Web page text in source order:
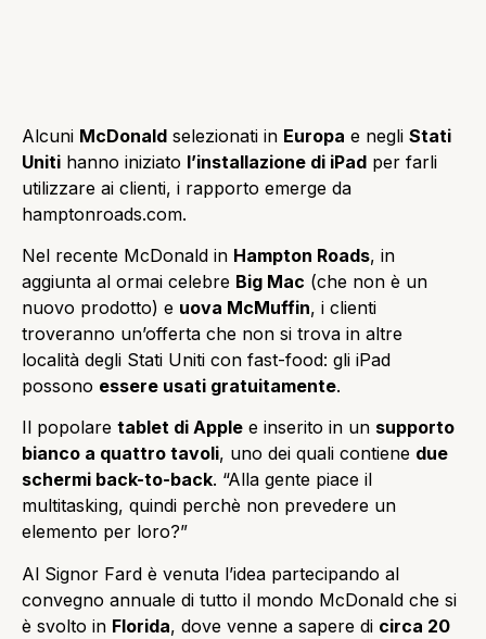
Alcuni McDonald selezionati in Europa e negli Stati
Uniti hanno iniziato l’installazione di iPad per farli
utilizzare ai clienti, i rapporto emerge da
hamptonroads.com.
Nel recente McDonald in Hampton Roads, in
aggiunta al ormai celebre Big Mac (che non è un
nuovo prodotto) e uova McMuffin, i clienti
troveranno un’offerta che non si trova in altre
località degli Stati Uniti con fast-food: gli iPad
possono essere usati gratuitamente.
Il popolare tablet di Apple e inserito in un supporto
bianco a quattro tavoli, uno dei quali contiene due
schermi back-to-back. “Alla gente piace il
multitasking, quindi perchè non prevedere un
elemento per loro?”
Al Signor Fard è venuta l’idea partecipando al
convegno annuale di tutto il mondo McDonald che si
è svolto in Florida, dove venne a sapere di circa 20